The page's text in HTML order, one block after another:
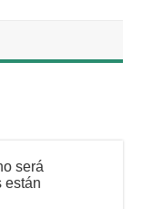
será
están